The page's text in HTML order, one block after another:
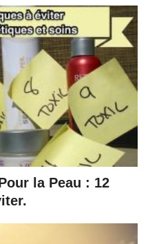
la Peau : 12